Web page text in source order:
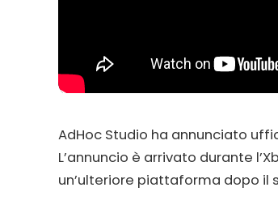
AdHoc Studio ha annunciato
L’annuncio è arrivato durante
un’ulteriore piattaforma dopo il